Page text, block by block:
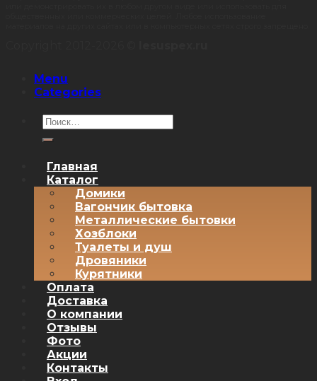
Menu
Categories
Искать:
Главная
Каталог
Домики
Вагончик бытовка
Металлические бытовки
Хозблоки
Туалеты и душ
Дровяники
Курятники
Оплата
Доставка
О компании
Отзывы
Фото
Акции
Контакты